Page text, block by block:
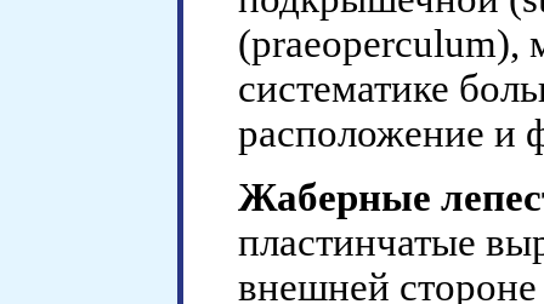
систематике
расположение и
Жаберные
пластинчатые
внешней